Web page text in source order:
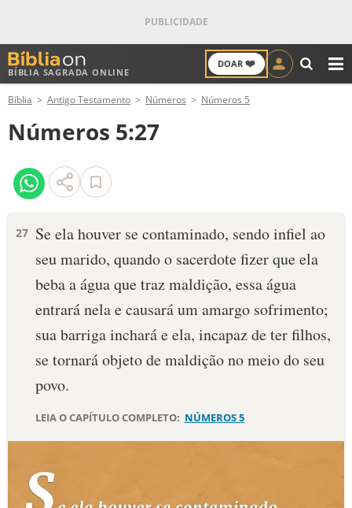
BÍBLIA SAGRADA ONLINE
DOAR ❤️
ANTIGO TESTAMENTO
NOVO TESTAMENTO
VERSÍCULOS
PALAVRA DO DIA
SALMO DO DIA
DEVOCIONAL DIÁRIO
10 MANDAMENTOS
ESTUDOS BÍBLICOS
TEMAS
Bíblia Antigo Testamento Números Números 5
Números 5:27
27 Se ela houver se contaminado, sendo infiel ao
seu marido, quando o sacerdote fizer que ela
beba a água que traz maldição, essa água
entrará nela e causará um amargo sofrimento;
sua barriga inchará e ela, incapaz de ter filhos,
se tornará objeto de maldição no meio do seu
povo.
LEIA O CAPÍTULO COMPLETO: NÚMEROS 5